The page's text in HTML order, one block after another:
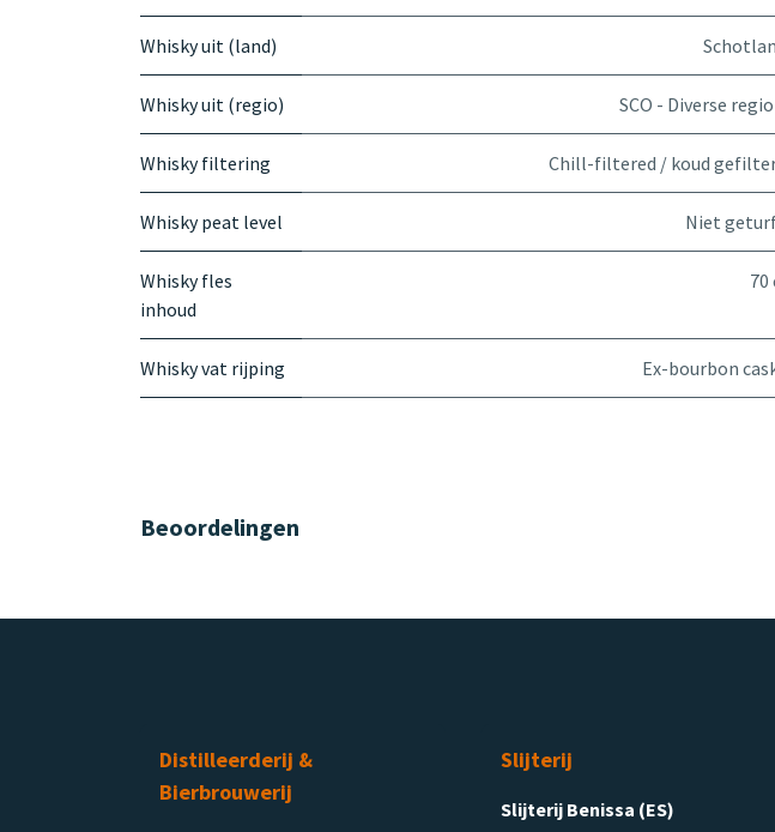
Whisky uit (land)
Whisky uit (regio) SCO - Diverse
Whisky filtering Chill-filtered / koud
Whisky peat level Niet
Whisky fles
inhoud
70
Whisky vat rijping Ex-bourbon
Beoordelingen
Distilleerderij &
Bierbrouwerij
Slijterij
Slijterij Benissa (ES)